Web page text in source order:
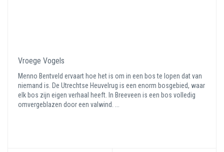
Vroege Vogels
Menno Bentveld ervaart hoe het is om in een bos te lopen dat van
niemand is. De Utrechtse Heuvelrug is een enorm bosgebied, waar
elk bos zijn eigen verhaal heeft. In Breeveen is een bos volledig
omvergeblazen door een valwind. ...